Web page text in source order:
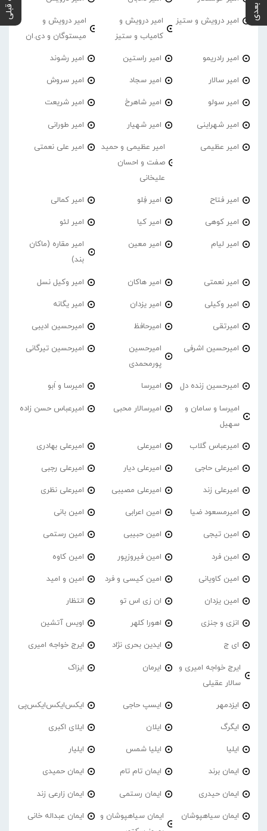
امیر درویش و ستیز
امیر درویش و
کامیاب و ستیز
امیر درویش و
میستوگان و دی.ان
امیر رادریمو امیر راستین امیر رشوند
امیر سالار امیر سجاد امیر سروش
امیر سولو امیر شاهرخ امیر شریعت
امیر شهراینی امیر شهیار امیر طورانی
امیر عظیمی
امیر عظیمی و حمید
صفت و احسان
علیخانی
امیر علی نعمتی
امیر فتاح امیر فِلو امیر کمالی
امیر کوهی امیر کیا امیر لئو
امیر لیام امیر معین
امیر مقاره (ماکان
بند)
امیر نعمتی امیر هاکان امیر وکیل نسل
امیر وکیلی امیر یزدان امیر یگانه
امیرتقی امیرحافظ امیرحسین ادیبی
امیرحسین اشرفی
امیرحسین
پورمحمدی
امیرحسین تیرگانی
امیرحسین زنده دل امیرسا امیرسا و اَبو
امیرسا و سامان و
سهیل
امیرسالار محبی امیرعباس حسن زاده
امیرعباس گلاب امیرعلی امیرعلی بهادری
امیرعلی حاجی امیرعلی دیار امیرعلی رجبی
امیرعلی زند امیرعلی مصیبی امیرعلی نظری
امیرمسعود ضیا امین اعرابی امین بانی
امین تیجی امین حبیبی امین رستمی
امین فرد امین فیروزپور امین کاوه
امین کاویانی امین کیسی و فرد امین و امید
امین یزدان ان زی اس تو انتظار
انزی و جنزی اهورا کلهر اویس آتشین
ای ج ایدین بحری نژاد ایرج خواجه امیری
ایرج خواجه امیری و
سالار عقیلی
ایرمان ایزاک
ایزدمهر ایسپ حاجی ایکس‌ایکس‌ایکس‌پی
ایگرگ ایلان ایلای اکبری
ایلیا ایلیا شمس ایلیار
ایمان برند ایمان تام تام ایمان حمیدی
ایمان حیدری ایمان رستمی ایمان زارعی زند
ایمان سیاهپوشان
ایمان سیاهپوشان و
ایمان عبداله خانی